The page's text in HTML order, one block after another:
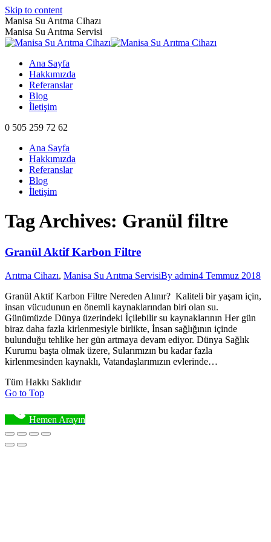
Skip to content
Manisa Su Arıtma Cihazı
Manisa Su Arıtma Servisi
Ana Sayfa
Hakkımızda
Referanslar
Blog
İletişim
0 505 259 72 62
Ana Sayfa
Hakkımızda
Referanslar
Blog
İletişim
Tag Archives: Granül filtre
Granül Aktif Karbon Filtre
Arıtma Cihazı, Manisa Su Arıtma ServisiBy admin4 Temmuz 2018
Granül Aktif Karbon Filtre Nereden Alınır? Kaliteli bir yaşam için,
insan vücudunun en önemli kaynaklarından biri olan su.
Günümüzde Dünya üzerindeki İçilebilir su kaynaklarının Her gün
biraz daha fazla kirlenmesiyle birlikte, İnsan sağlığının içinde
bulunduğu tehlike her gün artmaya devam ediyor. Dünya Sağlık
Kurumu başta olmak üzere, Sularımızın bu kadar fazla
kirlenmesinden kaynaklı, Vatandaşlarımızın evlerinde…
Tüm Hakkı Saklıdır
Go to Top
Hemen Arayın